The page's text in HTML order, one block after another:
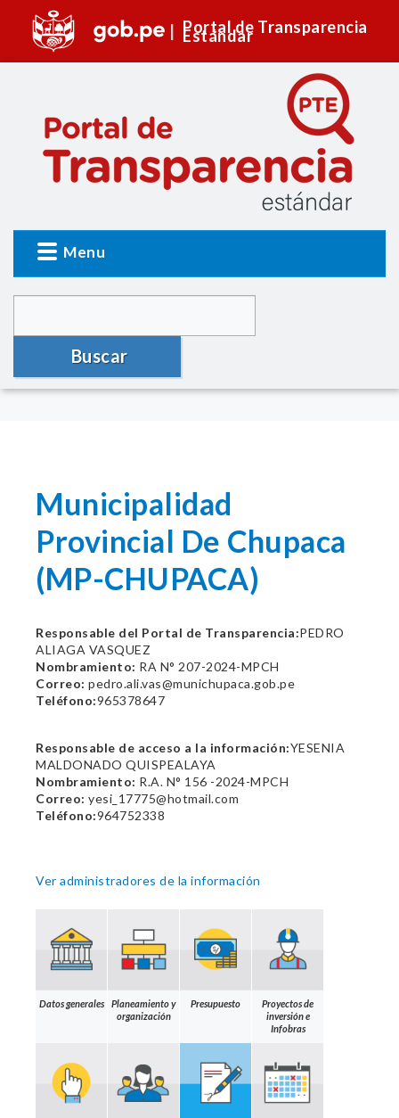
Portal de Transparencia
Estándar
Menu
Buscar
Municipalidad
Provincial De Chupaca
(MP-CHUPACA)
Responsable del Portal de Transparencia:PEDRO
ALIAGA VASQUEZ
Nombramiento: RA N° 207-2024-MPCH
Correo: pedro.ali.vas@munichupaca.gob.pe
Teléfono:965378647
Responsable de acceso a la información:YESENIA
MALDONADO QUISPEALAYA
Nombramiento: R.A. N° 156 -2024-MPCH
Correo: yesi_17775@hotmail.com
Teléfono:964752338
Ver administradores de la información
Datos generales
Planeamiento y
organización
Presupuesto
Proyectos de
inversión e
Infobras